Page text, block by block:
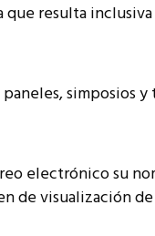
resulta
simposios y
electrónico su
de visualización